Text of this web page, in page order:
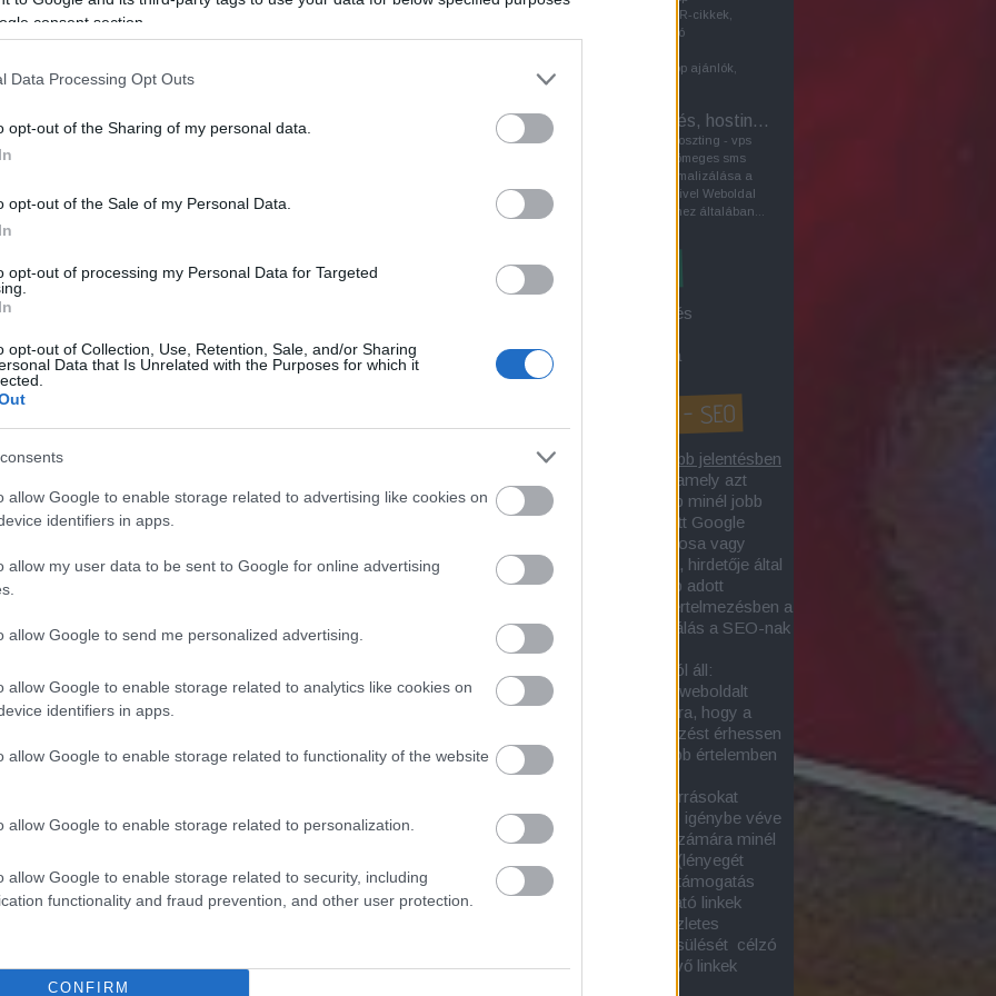
consent section.
Data Processing Opt Outs
opt-out of the Sharing of my personal data.
opt-out of the Sale of my Personal Data.
opt-out of processing my Personal Data for Targeted
opt-out of Collection, Use, Retention, Sale, and/or Sharing
Data that Is Unrelated with the Purposes for which it
allow Google to enable storage related to advertising like cookies on
identifiers in apps.
allow my user data to be sent to Google for online advertising
allow Google to send me personalized advertising.
allow Google to enable storage related to analytics like cookies on
identifiers in apps.
allow Google to enable storage related to functionality of the website
allow Google to enable storage related to personalization.
allow Google to enable storage related to security, including
functionality and fraud prevention, and other user protection.
CONFIRM
hogy mindig értékes, egyedi tartalmak
termékbemutató formájában. Továbbá az is
elhelyezett linkek is ugyanilyenek
tartalom értékes. Ezen a téren a
a naprakészséget, az egyediséget, a releváns
kulcsszavakra felépített tartalmakra
lényeges eszköz a manapság népszerű
téren a Facebook, Instagram, TikTok, Twitter a
már ezek használatát is képes beépíteni a
lehet az online térben vívott harcban, amivel ha
hosszútávra is megalapozhatja a sikerét egy-egy
- linkelhelyezés
keresőoptimalizálásban PR-cikkek,
vagyis a közönséggel való
sajtóközlemények, pl.laptop ajánlók,
szerepet játszhatnak a...
VPS - Szerver bérlés, hosting sms
A szerverbérlés - szerverhoszting - vps
virtuális szerver bérlés - tömeges sms
küldés tárgyú honlap optimalizálása a
kereső marketing eszközeivel Weboldal
biztonságos működtetéséhez általában...
Első 3 a Google-keresőből
Boríték címzés / levél címzés
Blogok keresőoptimalizálása
Mi a honlap optimalizálás? - SEO
honlap optimalizálás
tágabb jelentésben
olyan internetes tevékenység, amely azt
célozza, hogy egy adott honlap minél jobb
helyezést érjen el
a nem-fizetett Google
a honlap tulajdonosa vagy
üzemeltetője, netán szponzora, hirdetője által
fontosnak tartott egy vagy több adott
keresőkifejezéssel. Ebben az értelmezésben a
szinonimája a
honlapoptimalizálás a SEO-nak
(keresőoptimalizálásnak)
A SEO-tevékenység két részból áll:
a belső SEO-val a kiválasztott weboldalt
tesszük minél alkalmasabbá arra, hogy a
megadott keresésekre jó helyezést érhessen
el (voltaképp ez lenne a szűkebb értelemben
honlapoptimalizálás
a külső SEO során külső erőforrásokat
(nevezetesen más honlapokat) igénybe véve
érünk el (építünk fel) az oldal számára minél
hatékonyabb támogatottságot (lényegét
tekintve ez a linképítés). A webtámogatás
nagyban függ a céloldalra mutató linkek
hatékonyságától. E kérdés részletes
elemzése és a linkerő megbecsülését célzó
számítások itt találhatók:
Bejövő linkek